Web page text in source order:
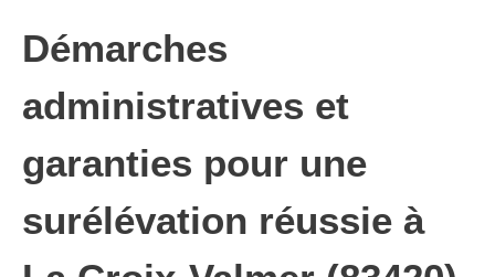
Démarches
administratives et
garanties pour une
surélévation réussie à